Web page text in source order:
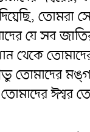
তোমরা
যে সব
থেকে
তোমাদের
ঈশ্বর